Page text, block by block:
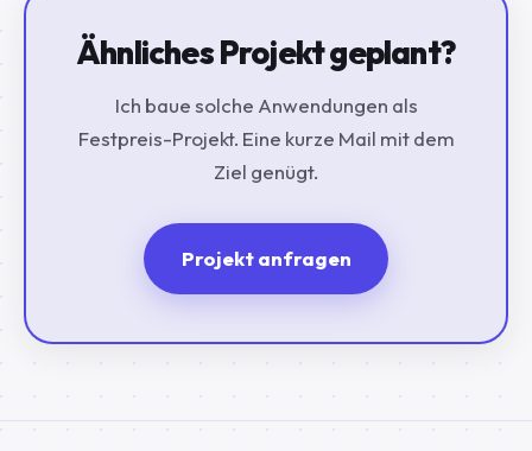
Ähnliches Projekt geplant?
Ich baue solche Anwendungen als
Festpreis-Projekt. Eine kurze Mail mit dem
Ziel genügt.
Projekt anfragen